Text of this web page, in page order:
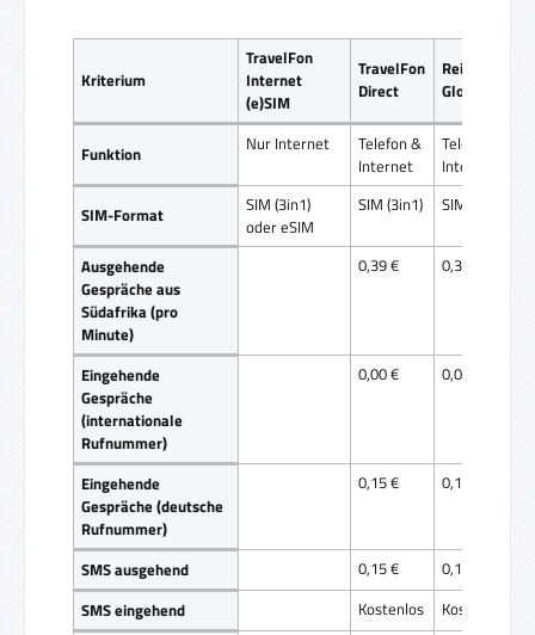
Kriterium
TravelFon
Internet
(e)SIM
TravelFon
Direct
ReiseSIM
Global SIM
Funktion Nur Internet
Telefon &
Internet
Telefon &
Internet
SIM-Format
SIM (3in1)
oder eSIM
SIM (3in1) SIM (3in1)
Ausgehende
Gespräche aus
Südafrika (pro
Minute)
0,39 € 0,39 €
Eingehende
Gespräche
(internationale
Rufnummer)
0,00 € 0,00 €
Eingehende
Gespräche (deutsche
Rufnummer)
0,15 € 0,15 €
SMS ausgehend 0,15 €
0,15 €
SMS eingehend
Kostenlos
Kostenlos